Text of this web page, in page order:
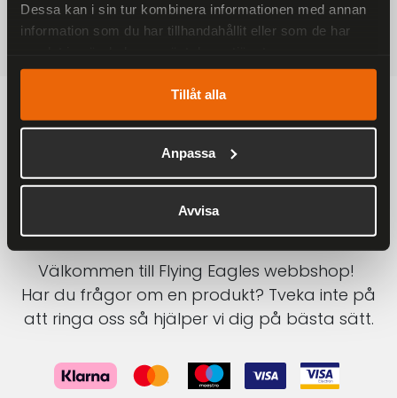
Dessa kan i sin tur kombinera informationen med annan
information som du har tillhandahållit eller som de har
Tillåt alla
Anpassa
Avvisa
SÄKRA BETALNINGAR
Betalkort, Klarna eller Swish
Välkommen till Flying Eagles webbshop!
Har du frågor om en produkt? Tveka inte på
att ringa oss så hjälper vi dig på bästa sätt.